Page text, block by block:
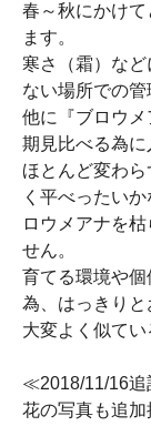
春～秋にかけ
ます。
寒さ（霜）な
ない場所での管
他に『ブロウ
期見比べる為に
ほとんど変わ
く平べったい
ロウメアナを
せん。
育てる環境や
為、はっきりと
大変よく似てい
≪2018/11/16
花の写真も追